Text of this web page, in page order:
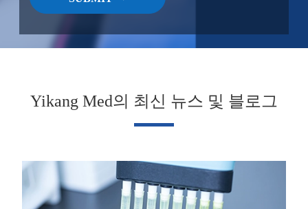
Yikang Med의 최신 뉴스 및 블로그